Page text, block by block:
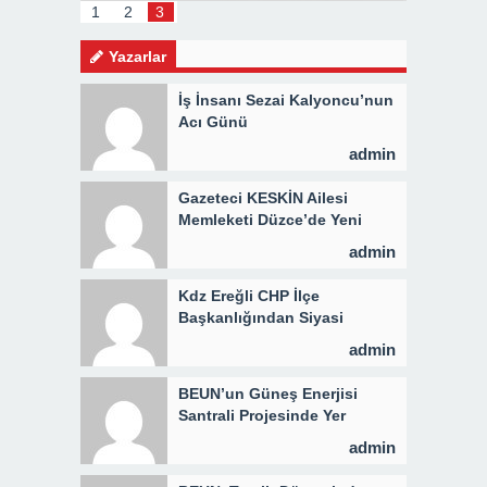
1
2 3
Yazarlar
İş İnsanı Sezai Kalyoncu’nun
Acı Günü
admin
Gazeteci KESKİN Ailesi
Memleketi Düzce’de Yeni
admin
Kdz Ereğli CHP İlçe
Başkanlığından Siyasi
admin
BEUN’un Güneş Enerjisi
Santrali Projesinde Yer
admin